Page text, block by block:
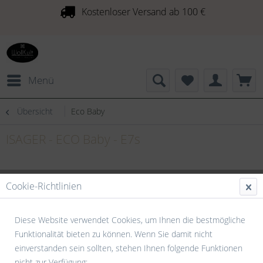
Kostenloser Versand ab 100 €
Menü
Übersicht Eco Baby
Cookie-Richtlinien
Diese Website verwendet Cookies, um Ihnen die bestmögliche
Funktionalität bieten zu können. Wenn Sie damit nicht
einverstanden sein sollten, stehen Ihnen folgende Funktionen